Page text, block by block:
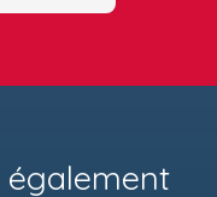
également